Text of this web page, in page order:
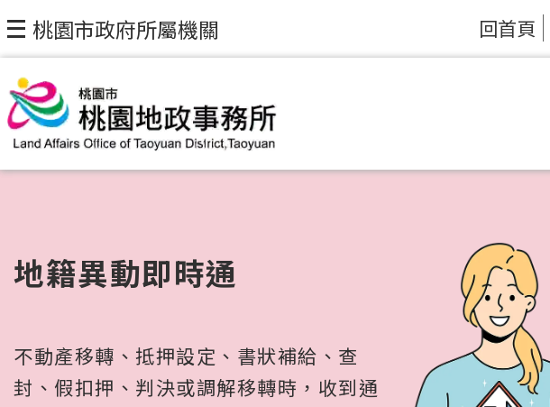
桃園市政府所屬機關 回首頁
地籍異動即時通
不動產移轉、抵押設定、書狀補給、查
封、假扣押、判決或調解移轉時，收到通